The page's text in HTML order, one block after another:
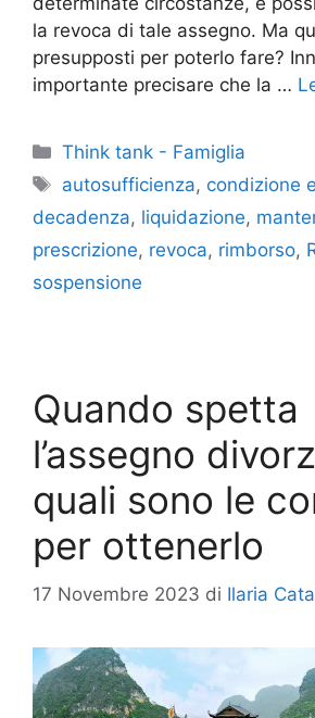
la revoca di tale assegno. Ma
presupposti per poterlo fare?
importante precisare che la …
Categorie
Think tank - Famiglia
Tag
autosufficienza, condizione
decadenza, liquidazione,
prescrizione, revoca, rimborso,
sospensione
Quando spetta
l’assegno
quali sono le
per ottenerlo
17 Novembre 2023 di Ilaria